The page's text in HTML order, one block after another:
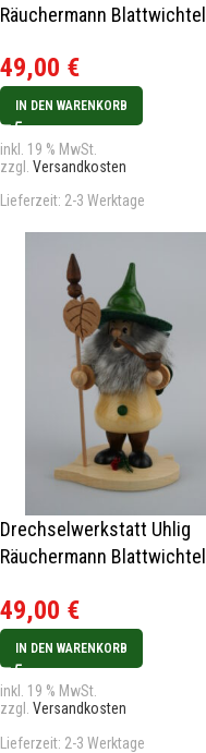
Räuchermann Blattwichtel
49,00 €
IN DEN WARENKORB
inkl. 19 % MwSt.
zzgl. Versandkosten
Lieferzeit: 2-3 Werktage
Drechselwerkstatt Uhlig
Räuchermann Blattwichtel
49,00 €
IN DEN WARENKORB
inkl. 19 % MwSt.
zzgl. Versandkosten
Lieferzeit: 2-3 Werktage